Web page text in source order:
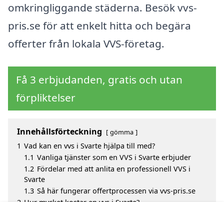
omkringliggande städerna. Besök vvs-
pris.se för att enkelt hitta och begära
offerter från lokala VVS-företag.
Få 3 erbjudanden, gratis och utan
förpliktelser
Innehållsförteckning gömma
1 Vad kan en vvs i Svarte hjälpa till med?
1.1 Vanliga tjänster som en VVS i Svarte erbjuder
1.2 Fördelar med att anlita en professionell VVS i
Svarte
1.3 Så här fungerar offertprocessen via vvs-pris.se